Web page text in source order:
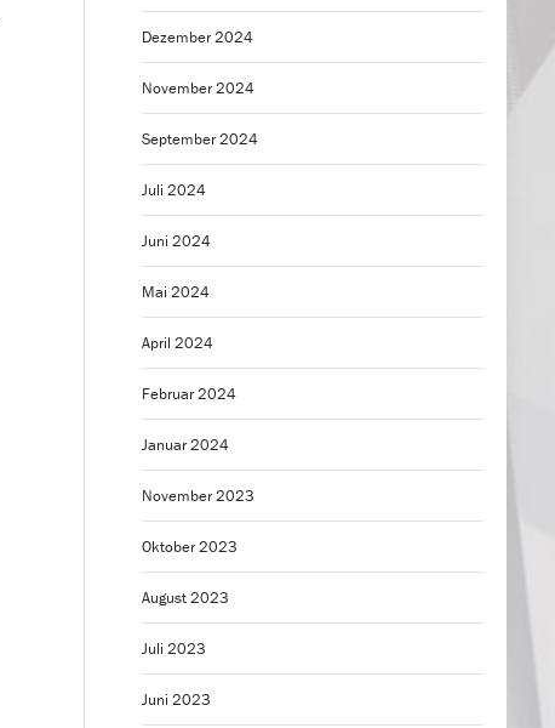
Dezember 2024
November 2024
September 2024
Juli 2024
Juni 2024
Mai 2024
April 2024
Februar 2024
Januar 2024
November 2023
Oktober 2023
August 2023
Juli 2023
Juni 2023